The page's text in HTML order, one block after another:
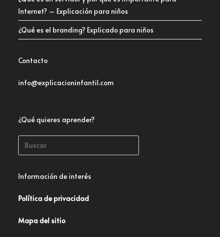
Internet? – Explicación para niños
¿Qué es el branding? Explicado para niños
Contacto
info@explicacioninfantil.com
¿Qué quieres aprender?
Información de interés
Política de privacidad
Mapa del sitio